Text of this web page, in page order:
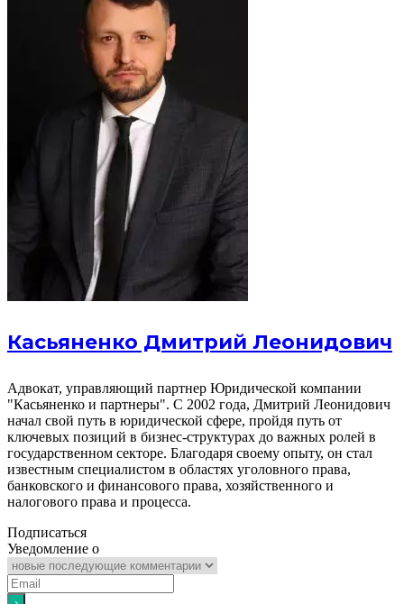
Касьяненко Дмитрий Леонидович
Адвокат, управляющий партнер Юридической компании
"Касьяненко и партнеры". С 2002 года, Дмитрий Леонидович
начал свой путь в юридической сфере, пройдя путь от
ключевых позиций в бизнес-структурах до важных ролей в
государственном секторе. Благодаря своему опыту, он стал
известным специалистом в областях уголовного права,
банковского и финансового права, хозяйственного и
налогового права и процесса.
Подписаться
Уведомление о